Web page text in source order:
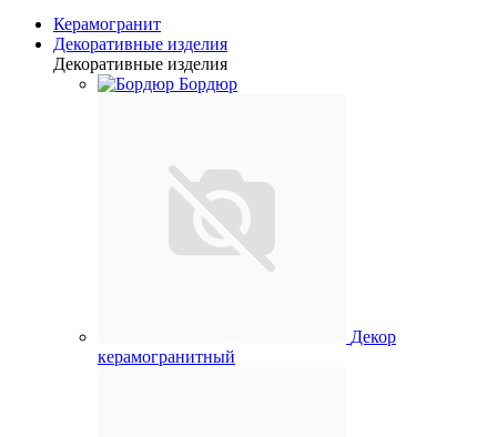
Керамогранит
Декоративные изделия
Декоративные изделия
Бордюр
Декор
керамогранитный